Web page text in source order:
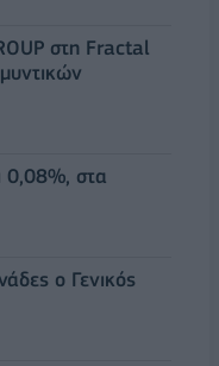
στη Fractal
0,08%, στα
ο Γενικός